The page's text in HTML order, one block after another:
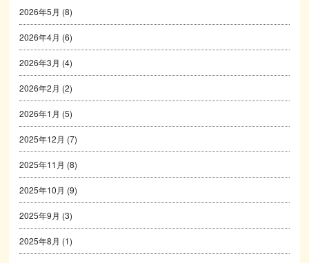
2026年5月 (8)
2026年4月 (6)
2026年3月 (4)
2026年2月 (2)
2026年1月 (5)
2025年12月 (7)
2025年11月 (8)
2025年10月 (9)
2025年9月 (3)
2025年8月 (1)